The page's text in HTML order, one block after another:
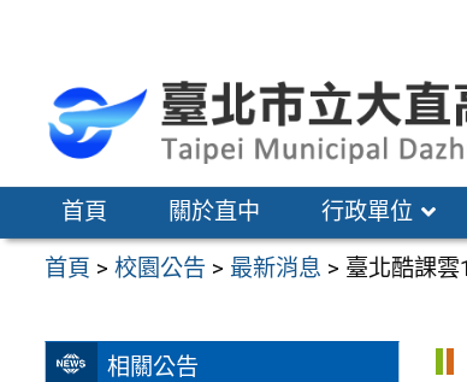
區
首頁 關於直中 行政單位
首頁 >校園公告 > 最新消息 > 臺北酷課雲
相關公告